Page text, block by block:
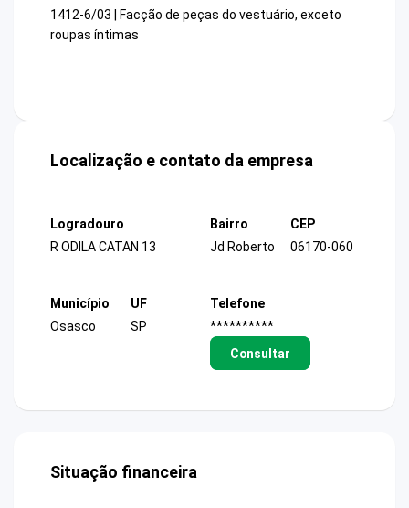
1412-6/03 | Facção de peças do vestuário, exceto
roupas íntimas
Localização e contato da empresa
Logradouro
R ODILA CATAN 13
Bairro
Jd Roberto
CEP
06170-060
Município
Osasco
UF
SP
Telefone
**********
Consultar
Situação financeira